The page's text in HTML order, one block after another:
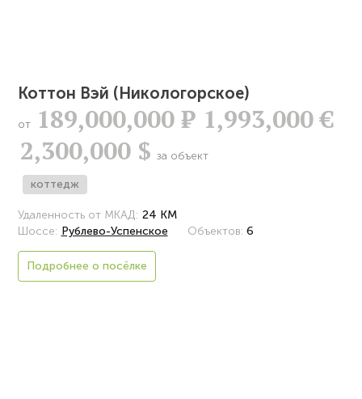
Коттон Вэй (Никологорское)
от 189,000,000Р 1,993,000 €
2,300,000 $ за объект
коттедж
Удаленность от МКАД: 24 КМ
Шоссе: Рублево-Успенское Объектов: 6
Подробнее о посёлке